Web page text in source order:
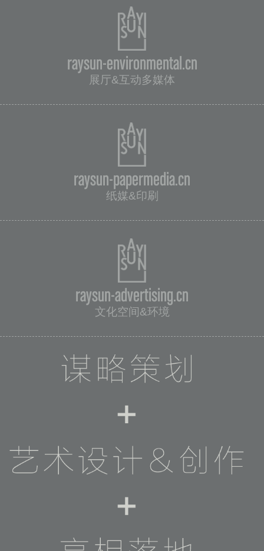
raysun-environmental.cn
展厅&互动多媒体
raysun-papermedia.cn
纸媒&印刷
raysun-advertising.cn
文化空间&环境